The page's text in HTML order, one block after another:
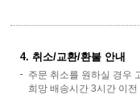
4. 취소/교환/환불 안내
주문 취소를 원하실 경우
희망 배송시간 3시간 이